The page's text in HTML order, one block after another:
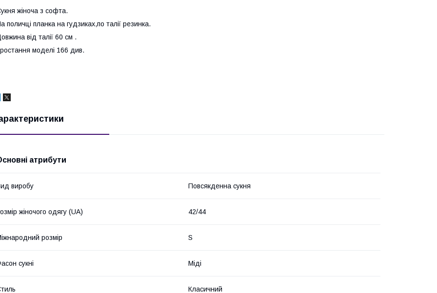
жіноча з софта.
поличці планка на гудзиках,по талії резинка.
від талії 60 см .
моделі 166 див.
атрибути
виробу Повсякденна сукня
жіночого одягу (UA) 42/44
розмір S
сукні Міді
Класичний